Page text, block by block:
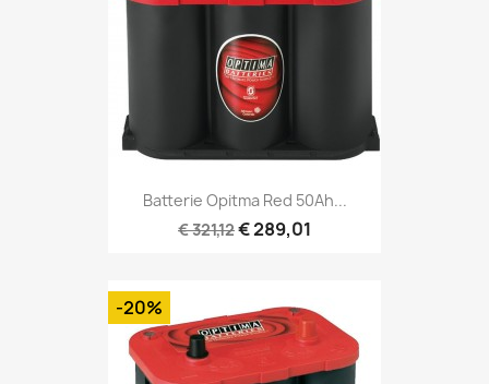
Batterie Opitma Red 50Ah...
€ 321,12€ 289,01
-20%